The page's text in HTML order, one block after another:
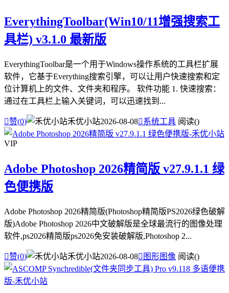
EverythingToolbar(Win10/11增强搜索工
具栏) v3.1.0 最新版
EverythingToolbar是一个用于Windows操作系统的工具栏扩展
软件，它基于Everything搜索引擎，可以让用户快速搜索和定
位计算机上的文件、文件夹和程序。 软件功能 1. 快速搜索：
通过在工具栏上输入关键词，可以迅速找到...
赞(0) 禾优小站2026-08-08系统工具 阅读()
VIP
Adobe Photoshop 2026精简版 v27.9.1.1 绿
色便携版
Adobe Photoshop 2026精简版(Photoshop精简版PS2026绿色破解
版)Adobe Photoshop 2026中文破解版是全球最流行的图像处理
软件,ps2026精简版ps2026免安装破解版,Photoshop 2...
赞(0) 禾优小站2026-08-08 图形图像 阅读()